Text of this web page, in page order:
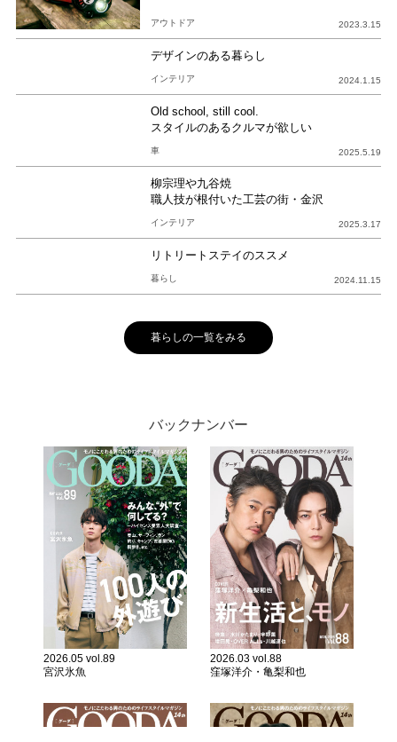
アウトドア 2023.3.15
デザインのある暮らし
インテリア
Old school, still cool.
車 2025.5.19
柳宗理や九谷焼
職人技が根付いた工芸の街・金沢
暮らし
暮らしの一覧をみる
バックナンバー